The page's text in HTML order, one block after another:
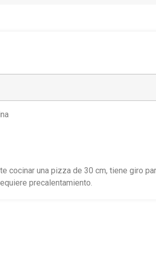
cocinar una pizza de 30 cm, tiene giro
precalentamiento.